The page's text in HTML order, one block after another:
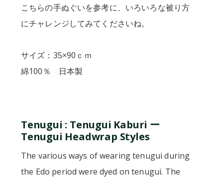
こちらの手ぬぐいを参考に、いろいろな被り方
にチャレンジしてみてくださいね。
サイズ：35×90ｃｍ
綿100％ 日本製
Tenugui : Tenugui Kaburi ー
Tenugui Headwrap Styles
The various ways of wearing tenugui during
the Edo period were dyed on tenugui. The